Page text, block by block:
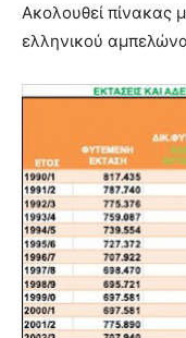
Ακολουθεί πίνακας
ελληνικού